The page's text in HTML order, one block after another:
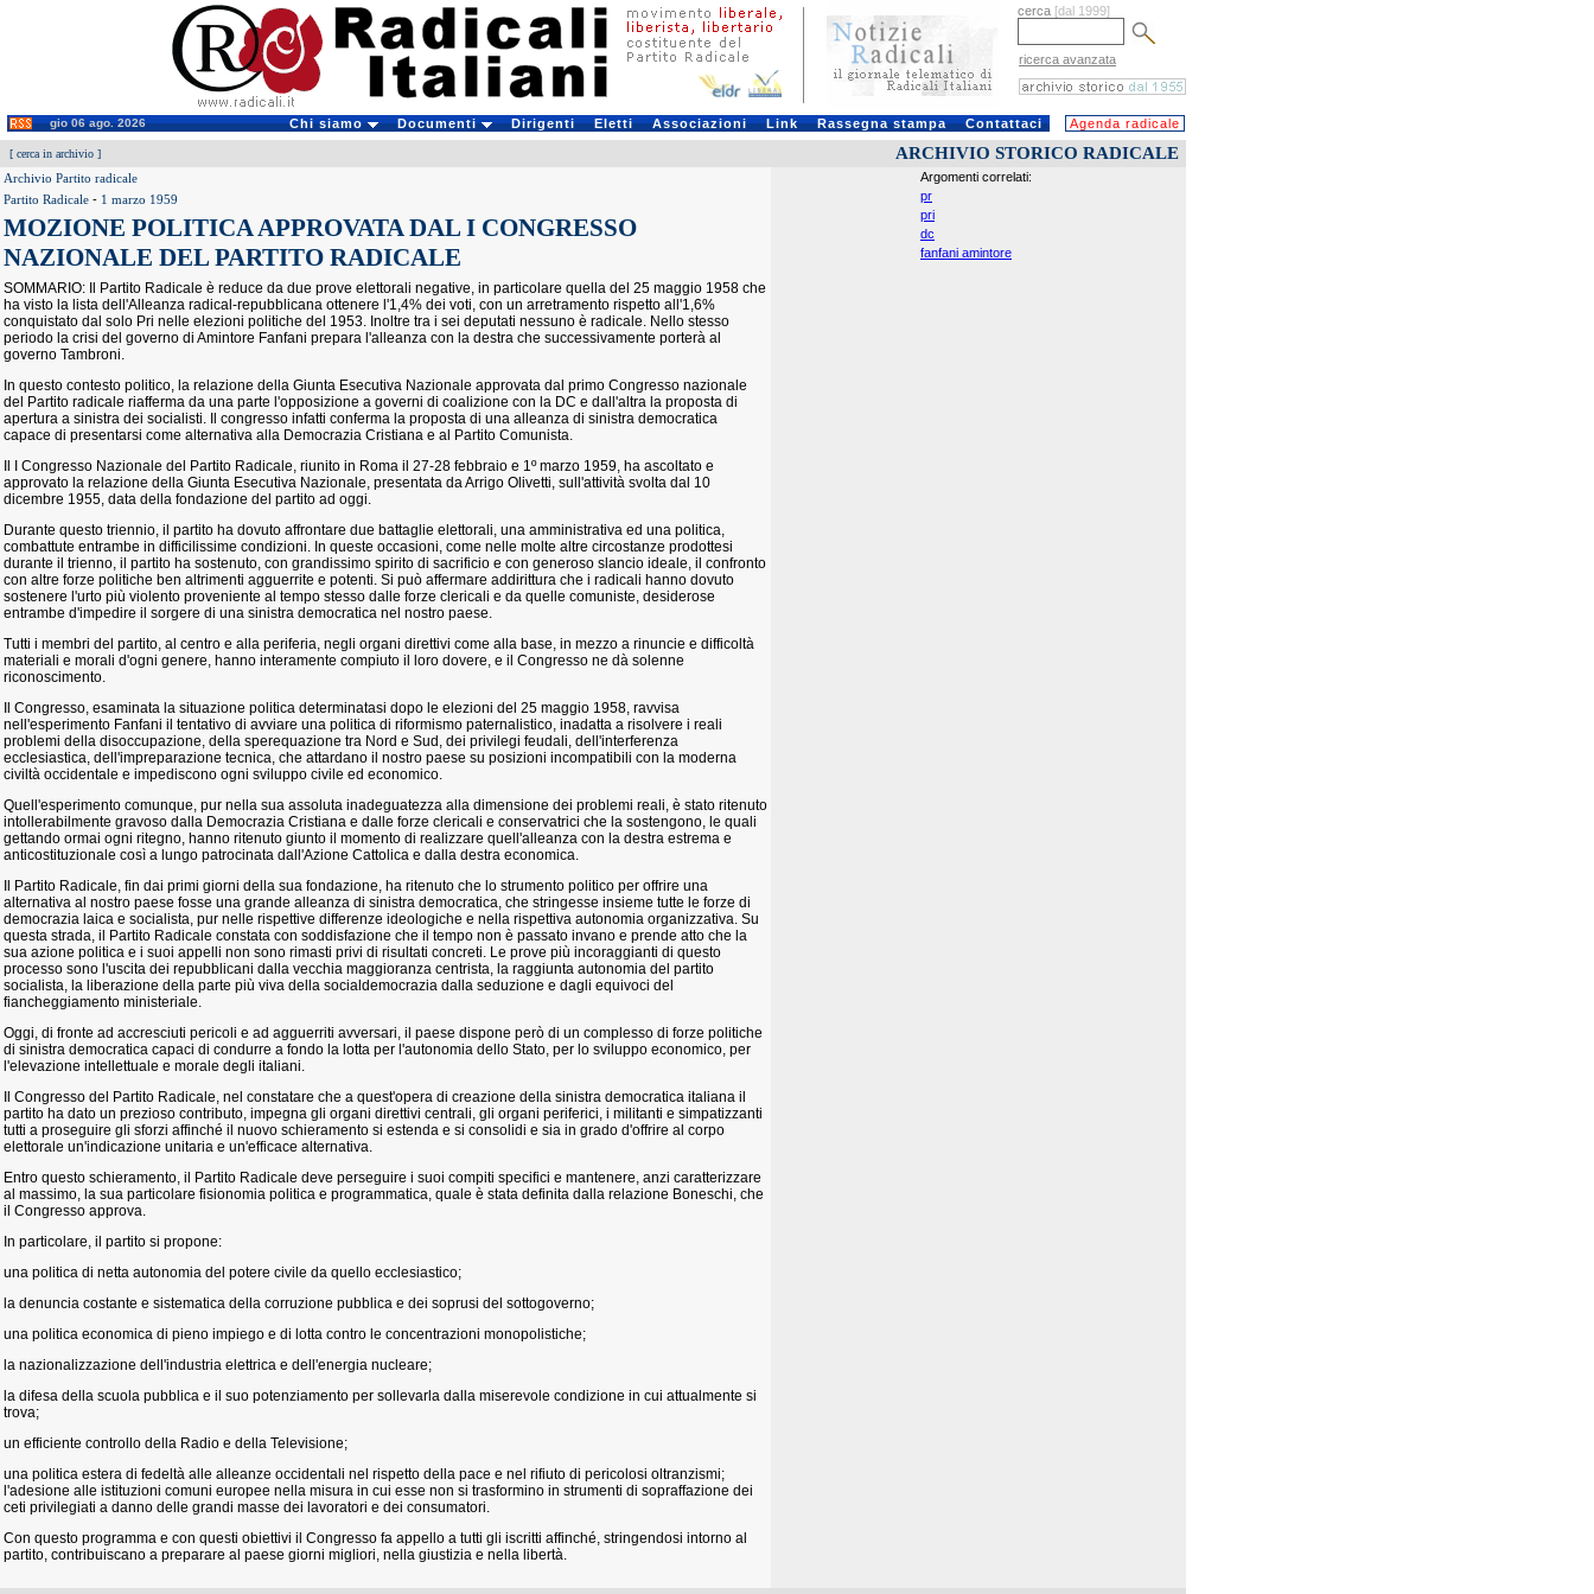
cerca [dal 1999]
ricerca avanzata
gio 06 ago. 2026 Chi siamo Documenti Dirigenti Eletti Associazioni Link Rassegna stampa Contattaci Agenda radicale
[ cerca in archivio ] ARCHIVIO STORICO RADICALE
Archivio Partito radicale
Partito Radicale - 1 marzo 1959
MOZIONE POLITICA APPROVATA DAL I CONGRESSO
NAZIONALE DEL PARTITO RADICALE
SOMMARIO: Il Partito Radicale è reduce da due prove elettorali negative, in particolare quella del 25 maggio 1958 che
ha visto la lista dell'Alleanza radical-repubblicana ottenere l'1,4% dei voti, con un arretramento rispetto all'1,6%
conquistato dal solo Pri nelle elezioni politiche del 1953. Inoltre tra i sei deputati nessuno è radicale. Nello stesso
periodo la crisi del governo di Amintore Fanfani prepara l'alleanza con la destra che successivamente porterà al
governo Tambroni.
In questo contesto politico, la relazione della Giunta Esecutiva Nazionale approvata dal primo Congresso nazionale
del Partito radicale riafferma da una parte l'opposizione a governi di coalizione con la DC e dall'altra la proposta di
apertura a sinistra dei socialisti. Il congresso infatti conferma la proposta di una alleanza di sinistra democratica
capace di presentarsi come alternativa alla Democrazia Cristiana e al Partito Comunista.
Il I Congresso Nazionale del Partito Radicale, riunito in Roma il 27-28 febbraio e 1º marzo 1959, ha ascoltato e
approvato la relazione della Giunta Esecutiva Nazionale, presentata da Arrigo Olivetti, sull'attività svolta dal 10
dicembre 1955, data della fondazione del partito ad oggi.
Durante questo triennio, il partito ha dovuto affrontare due battaglie elettorali, una amministrativa ed una politica,
combattute entrambe in difficilissime condizioni. In queste occasioni, come nelle molte altre circostanze prodottesi
durante il trienno, il partito ha sostenuto, con grandissimo spirito di sacrificio e con generoso slancio ideale, il confronto
con altre forze politiche ben altrimenti agguerrite e potenti. Si può affermare addirittura che i radicali hanno dovuto
sostenere l'urto più violento proveniente al tempo stesso dalle forze clericali e da quelle comuniste, desiderose
entrambe d'impedire il sorgere di una sinistra democratica nel nostro paese.
Tutti i membri del partito, al centro e alla periferia, negli organi direttivi come alla base, in mezzo a rinuncie e difficoltà
materiali e morali d'ogni genere, hanno interamente compiuto il loro dovere, e il Congresso ne dà solenne
riconoscimento.
Il Congresso, esaminata la situazione politica determinatasi dopo le elezioni del 25 maggio 1958, ravvisa
nell'esperimento Fanfani il tentativo di avviare una politica di riformismo paternalistico, inadatta a risolvere i reali
problemi della disoccupazione, della sperequazione tra Nord e Sud, dei privilegi feudali, dell'interferenza
ecclesiastica, dell'impreparazione tecnica, che attardano il nostro paese su posizioni incompatibili con la moderna
civiltà occidentale e impediscono ogni sviluppo civile ed economico.
Quell'esperimento comunque, pur nella sua assoluta inadeguatezza alla dimensione dei problemi reali, è stato ritenuto
intollerabilmente gravoso dalla Democrazia Cristiana e dalle forze clericali e conservatrici che la sostengono, le quali
gettando ormai ogni ritegno, hanno ritenuto giunto il momento di realizzare quell'alleanza con la destra estrema e
anticostituzionale così a lungo patrocinata dall'Azione Cattolica e dalla destra economica.
Il Partito Radicale, fin dai primi giorni della sua fondazione, ha ritenuto che lo strumento politico per offrire una
alternativa al nostro paese fosse una grande alleanza di sinistra democratica, che stringesse insieme tutte le forze di
democrazia laica e socialista, pur nelle rispettive differenze ideologiche e nella rispettiva autonomia organizzativa. Su
questa strada, il Partito Radicale constata con soddisfazione che il tempo non è passato invano e prende atto che la
sua azione politica e i suoi appelli non sono rimasti privi di risultati concreti. Le prove più incoraggianti di questo
processo sono l'uscita dei repubblicani dalla vecchia maggioranza centrista, la raggiunta autonomia del partito
socialista, la liberazione della parte più viva della socialdemocrazia dalla seduzione e dagli equivoci del
fiancheggiamento ministeriale.
Oggi, di fronte ad accresciuti pericoli e ad agguerriti avversari, il paese dispone però di un complesso di forze politiche
di sinistra democratica capaci di condurre a fondo la lotta per l'autonomia dello Stato, per lo sviluppo economico, per
l'elevazione intellettuale e morale degli italiani.
Il Congresso del Partito Radicale, nel constatare che a quest'opera di creazione della sinistra democratica italiana il
partito ha dato un prezioso contributo, impegna gli organi direttivi centrali, gli organi periferici, i militanti e simpatizzanti
tutti a proseguire gli sforzi affinché il nuovo schieramento si estenda e si consolidi e sia in grado d'offrire al corpo
elettorale un'indicazione unitaria e un'efficace alternativa.
Entro questo schieramento, il Partito Radicale deve perseguire i suoi compiti specifici e mantenere, anzi caratterizzare
al massimo, la sua particolare fisionomia politica e programmatica, quale è stata definita dalla relazione Boneschi, che
il Congresso approva.
In particolare, il partito si propone:
una politica di netta autonomia del potere civile da quello ecclesiastico;
la denuncia costante e sistematica della corruzione pubblica e dei soprusi del sottogoverno;
una politica economica di pieno impiego e di lotta contro le concentrazioni monopolistiche;
la nazionalizzazione dell'industria elettrica e dell'energia nucleare;
la difesa della scuola pubblica e il suo potenziamento per sollevarla dalla miserevole condizione in cui attualmente si
trova;
un efficiente controllo della Radio e della Televisione;
una politica estera di fedeltà alle alleanze occidentali nel rispetto della pace e nel rifiuto di pericolosi oltranzismi;
l'adesione alle istituzioni comuni europee nella misura in cui esse non si trasformino in strumenti di sopraffazione dei
ceti privilegiati a danno delle grandi masse dei lavoratori e dei consumatori.
Con questo programma e con questi obiettivi il Congresso fa appello a tutti gli iscritti affinché, stringendosi intorno al
partito, contribuiscano a preparare al paese giorni migliori, nella giustizia e nella libertà.
Argomenti correlati:
pr
pri
dc
fanfani amintore